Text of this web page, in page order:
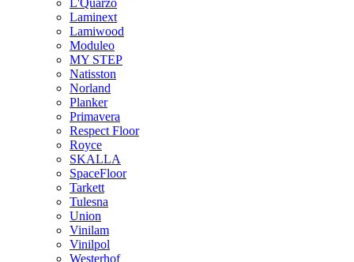
Laminext
Lamiwood
Moduleo
MY STEP
Natisston
Norland
Planker
Primavera
Respect Floor
Royce
SKALLA
SpaceFloor
Tarkett
Tulesna
Union
Vinilam
Vinilpol
Westerhof